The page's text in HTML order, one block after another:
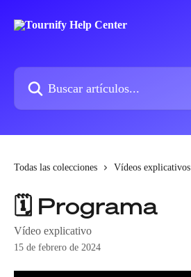
Buscar artículos...
Todas las colecciones Vídeos explicativos
🗓️ Programa
Vídeo explicativo
15 de febrero de 2024